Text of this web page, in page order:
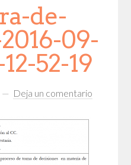
de-
09-
52-19
Deja un comentario